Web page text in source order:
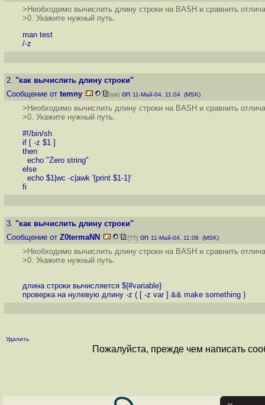
>Необходимо вычислить длину строки на BASH и сравнить
>0. Укажите нужный путь.
man test
/-z
2. "как вычислить длину строки"
Сообщение от temny (ok) on 11-Май-04, 11:04 (MSK)
>Необходимо вычислить длину строки на BASH и сравнить
>0. Укажите нужный путь.
#!/bin/sh
if [ -z $1 ]
then
echo "Zero string"
else
echo $1|wc -c|awk '{print $1-1}'
fi
3. "как вычислить длину строки"
Сообщение от Z0termaNN (??) on 11-Май-04, 11:08 (MSK)
>Необходимо вычислить длину строки на BASH и сравнить
>0. Укажите нужный путь.
длина строки вычисляется ${#variable}
проверка на нулевую длину -z ( [ -z var ] && make something )
Удалить
Пожалуйста, прежде чем написать